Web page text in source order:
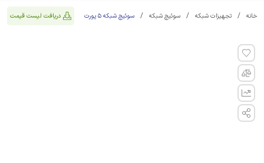
خانه تجهیزات شبکه سوئیچ شبکه سوئیچ شبکه 5 پورت دریافت لیست قیمت